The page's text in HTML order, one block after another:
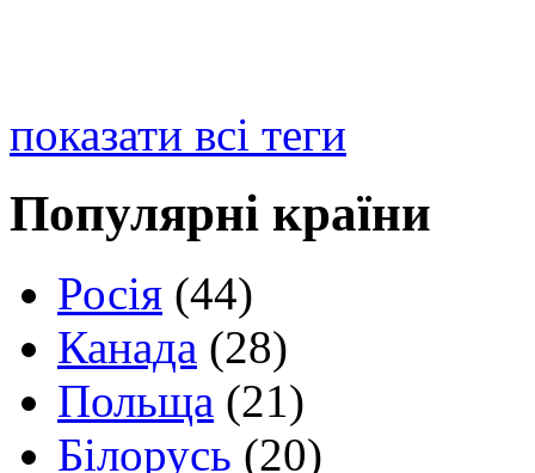
показати всі теги
Популярні країни
Росія (44)
Канада (28)
Польща (21)
Білорусь (20)